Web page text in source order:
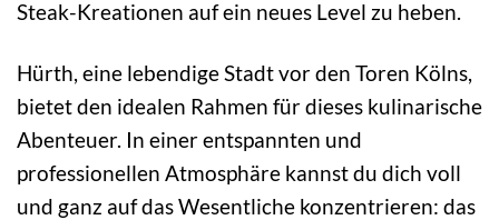
Steak-Kreationen auf ein neues Level zu heben.
Hürth, eine lebendige Stadt vor den Toren Kölns,
bietet den idealen Rahmen für dieses kulinarische
Abenteuer. In einer entspannten und
professionellen Atmosphäre kannst du dich voll
und ganz auf das Wesentliche konzentrieren: das